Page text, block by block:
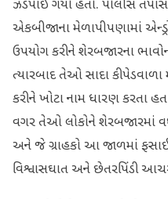
ઝડપાઈ ગયો હતો. પોલીસ
એકબીજાના મેળાપીપણામાં
ઉપયોગ કરીને શેરબજારના
ત્યારબાદ તેઓ સાદા કીપેડવાળા
કરીને ખોટા નામ ધારણ કરતા
વગર તેઓ લોકોને શેરબજારમાં
અને જે ગ્રાહકો આ જાળમાં
વિશ્વાસઘાત અને છેતરપિંડી